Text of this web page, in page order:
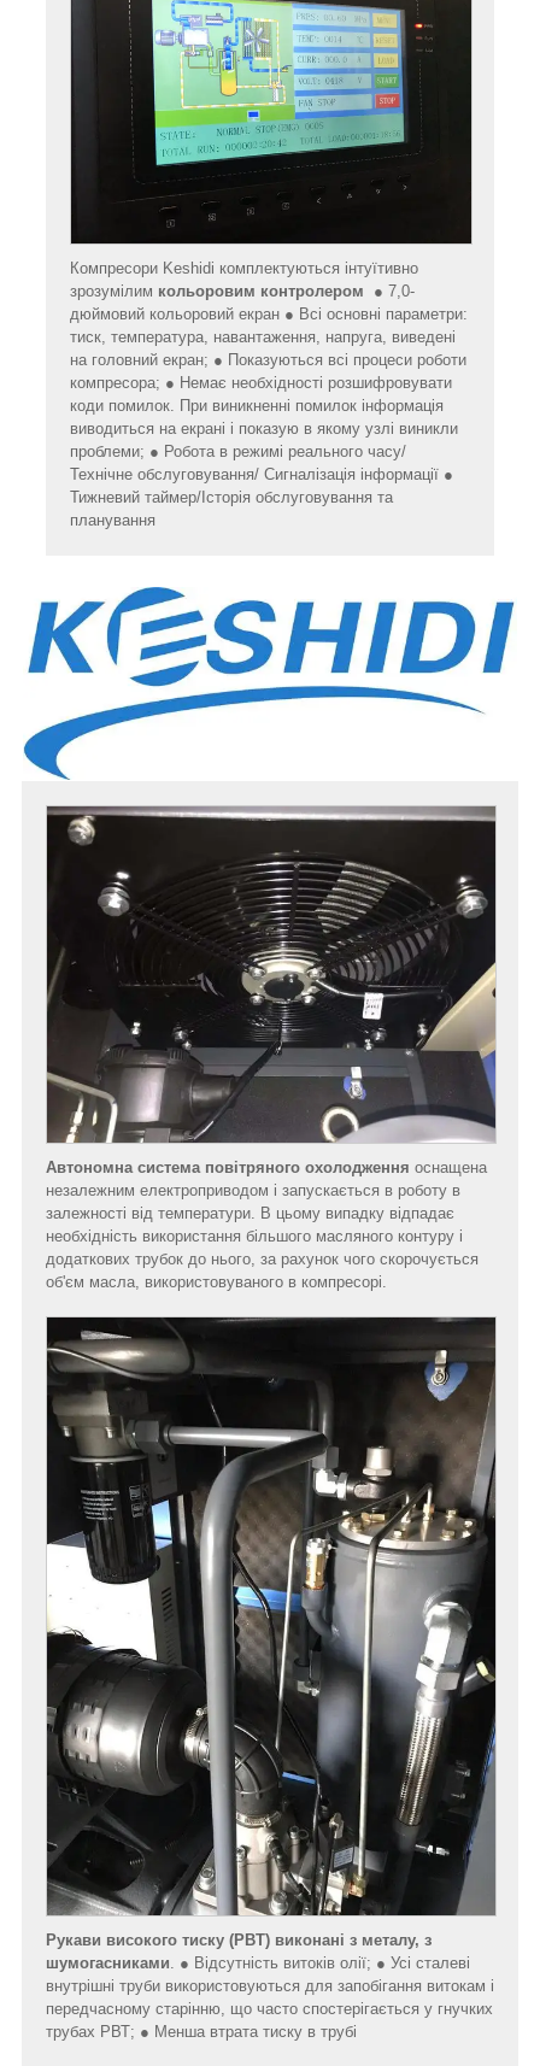
Компресори Keshidi комплектуються інтуїтивно
зрозумілим кольоровим контролером ● 7,0-
дюймовий кольоровий екран ● Всі основні параметри:
тиск, температура, навантаження, напруга, виведені
на головний екран; ● Показуються всі процеси роботи
компресора; ● Немає необхідності розшифровувати
коди помилок. При виникненні помилок інформація
виводиться на екрані і показую в якому узлі виникли
проблеми; ● Робота в режимі реального часу/
Технічне обслуговування/ Сигналізація інформації ●
Тижневий таймер/Історія обслуговування та
планування
Автономна система повітряного охолодження оснащена
незалежним електроприводом і запускається в роботу в
залежності від температури. В цьому випадку відпадає
необхідність використання більшого масляного контуру і
додаткових трубок до нього, за рахунок чого скорочується
об'єм масла, використовуваного в компресорі.
Рукави високого тиску (РВТ) виконані з металу, з
шумогасниками . ● Відсутність витоків олії; ● Усі сталеві
внутрішні труби використовуються для запобігання витокам і
передчасному старінню, що часто спостерігається у гнучких
трубах РВТ; ● Менша втрата тиску в трубі